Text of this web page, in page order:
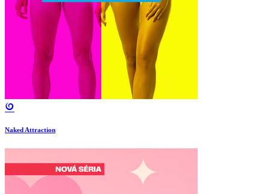
Naked Attraction